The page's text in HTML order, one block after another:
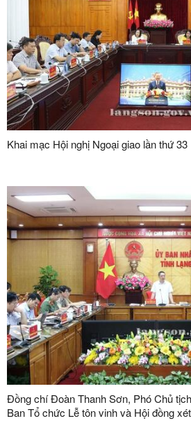
Khai mạc Hội nghị Ngoại giao lần thứ 33
Đồng chí Đoàn Thanh Sơn, Phó Chủ
Ban Tổ chức Lễ tôn vinh và Hội đồng